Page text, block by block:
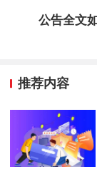
公告全文
推荐内容